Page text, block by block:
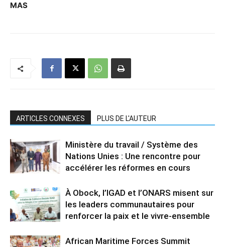
MAS
ARTICLES CONNEXES PLUS DE L'AUTEUR
Ministère du travail / Système des
Nations Unies : Une rencontre pour
accélérer les réformes en cours
À Obock, l’IGAD et l’ONARS misent sur
les leaders communautaires pour
renforcer la paix et le vivre-ensemble
African Maritime Forces Summit